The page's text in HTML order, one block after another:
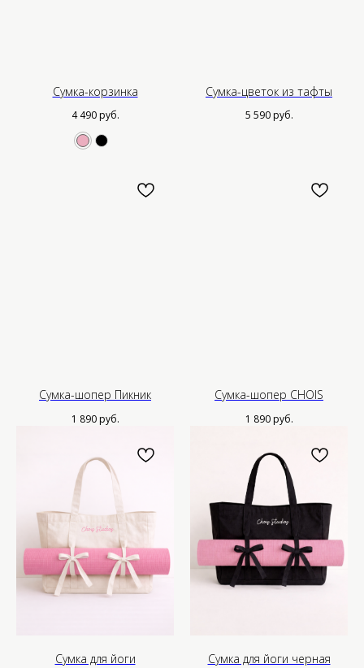
Сумка-корзинка
4 490 руб.
Сумка-цветок из тафты
5 590 руб.
Сумка-шопер Пикник
1 890 руб.
Сумка-шопер CHOIS
1 890 руб.
Сумка для йоги Сумка для йоги черная
Контакты
предложения или рекомендации,
пожалуйста, свяжитесь с нами.
Мы будем рады вам помочь.
Проблемы с заказом:
hello@choisstudios.com
Нужна помощь?
*Instagram — проект Meta
Таблица размеров
Система лояльности
Оптовым партнерам